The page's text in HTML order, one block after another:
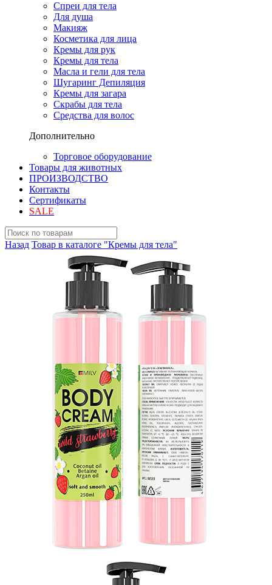
Спреи для тела
Для душа
Макияж
Косметика для лица
Кремы для рук
Кремы для тела
Масла и гели для тела
Шугаринг Депиляция
Кремы для загара
Скрабы для тела
Средства для волос
Дополнительно
Торговое оборудование
Товары для животных
ПРОИЗВОДСТВО
Контакты
Сертификаты
SALE
Назад Товар в каталоге "Кремы для тела"